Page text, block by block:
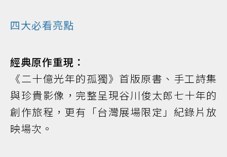
四大必看亮點
經典原作重現：
《二十億光年的孤獨》首版原書、手工詩集
與珍貴影像，完整呈現谷川俊太郎七十年的
創作旅程，更有「台灣展場限定」紀錄片放
映場次。